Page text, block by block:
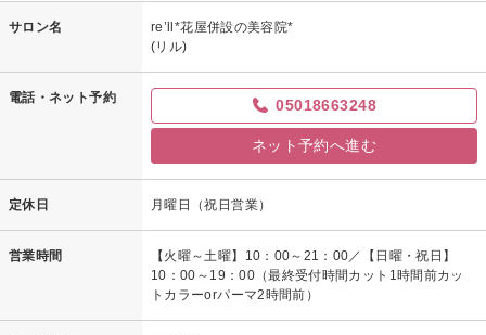
サロン名
re’ll*花屋併設の美容院*
(リル)
電話・ネット予約 05018663248
ネット予約へ進む
定休日 月曜日（祝日営業）
営業時間
【火曜～土曜】10：00～21：00／【日曜・祝日】
10：00～19：00（最終受付時間カット1時間前カッ
トカラーorパーマ2時間前）